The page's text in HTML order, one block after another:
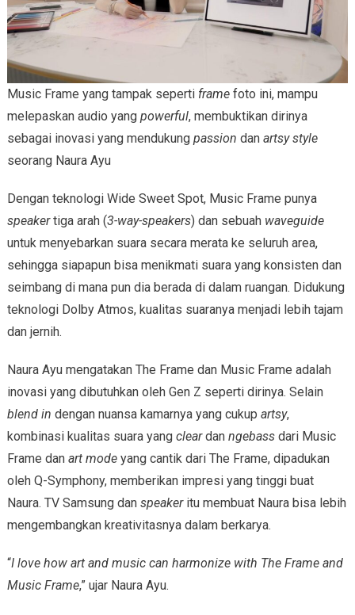
Music Frame yang tampak seperti framefoto ini, mampu
melepaskan audio yang powerful, membuktikan dirinya
sebagai inovasi yang mendukung passion dan artsy style
seorang Naura Ayu
Dengan teknologi Wide Sweet Spot, Music Frame punya
speakertiga arah (3-way-speakers) dan sebuah waveguide
untuk menyebarkan suara secara merata ke seluruh area,
sehingga siapapun bisa menikmati suara yang konsisten dan
seimbang di mana pun dia berada di dalam ruangan. Didukung
teknologi Dolby Atmos, kualitas suaranya menjadi lebih tajam
dan jernih.
Naura Ayu mengatakan The Frame dan Music Frame adalah
inovasi yang dibutuhkan oleh Gen Z seperti dirinya. Selain
blend in dengan nuansa kamarnya yang cukup artsy,
kombinasi kualitas suara yang cleardan ngebassdari Music
Frame danart modeyang cantik dari The Frame, dipadukan
oleh Q-Symphony, memberikan impresi yang tinggi buat
Naura. TV Samsung dan speakeritu membuat Naura bisa lebih
mengembangkan kreativitasnya dalam berkarya.
“I love how art and music can harmonize with The Frame and
Music Frame,” ujar Naura Ayu.